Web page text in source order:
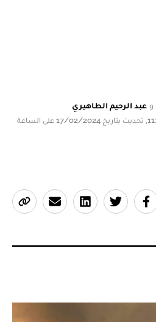
و عبد الرحيم الطاهيري
في 17/02/2024 على الساعة 11:15, تحديث بتاريخ 17/02/2024 على الساعة